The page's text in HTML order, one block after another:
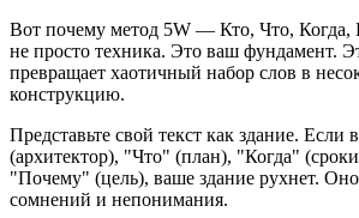
Вот почему метод 5W — Кто, Что,
не просто техника. Это ваш фундамент.
превращает хаотичный набор слов в
конструкцию.
Представьте свой текст как здание.
(архитектор), "Что" (план), "Когда"
"Почему" (цель), ваше здание рухнет.
сомнений и непонимания.